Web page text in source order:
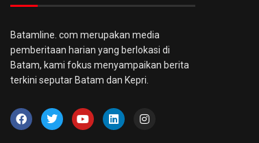
Batamline. com merupakan media
pemberitaan harian yang berlokasi di
Batam, kami fokus menyampaikan berita
terkini seputar Batam dan Kepri.